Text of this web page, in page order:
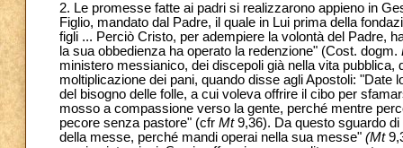
2. Le promesse fatte ai padri si realizzarono appieno in
Figlio, mandato dal Padre, il quale in Lui prima della
figli ... Perciò Cristo, per adempiere la volontà del Padre,
la sua obbedienza ha operato la redenzione" (Cost. dogm.
ministero messianico, dei discepoli già nella vita
moltiplicazione dei pani, quando disse agli Apostoli: "Date
del bisogno delle folle, a cui voleva offrire il cibo per
mosso a compassione verso la gente, perché mentre
pecore senza pastore" (cfr Mt9,36). Da questo sguardo
della messe, perché mandi operai nella sua messe" (Mt